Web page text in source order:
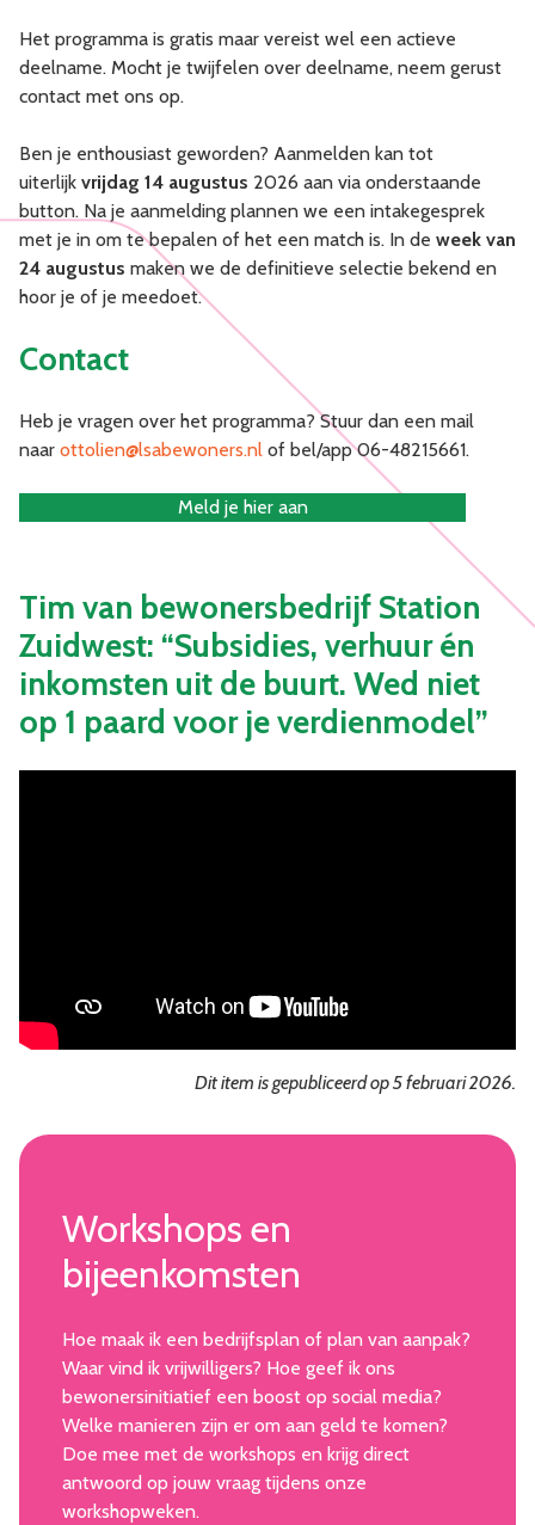
Het programma is gratis maar vereist wel een actieve
deelname. Mocht je twijfelen over deelname, neem gerust
contact met ons op.
Ben je enthousiast geworden? Aanmelden kan tot
uiterlijk vrijdag 14 augustus 2026 aan via onderstaande
button. Na je aanmelding plannen we een intakegesprek
met je in om te bepalen of het een match is. In de week van
24 augustus maken we de definitieve selectie bekend en
hoor je of je meedoet.
Contact
Heb je vragen over het programma? Stuur dan een mail
naar ottolien@lsabewoners.nl of bel/app 06-48215661.
Meld je hier aan
Tim van bewonersbedrijf Station
Zuidwest: “Subsidies, verhuur én
inkomsten uit de buurt. Wed niet
op 1 paard voor je verdienmodel”
Dit item is gepubliceerd op 5 februari 2026.
Workshops en
bijeenkomsten
Hoe maak ik een bedrijfsplan of plan van aanpak?
Waar vind ik vrijwilligers? Hoe geef ik ons
bewonersinitiatief een boost op social media?
Welke manieren zijn er om aan geld te komen?
Doe mee met de workshops en krijg direct
antwoord op jouw vraag tijdens onze
workshopweken.